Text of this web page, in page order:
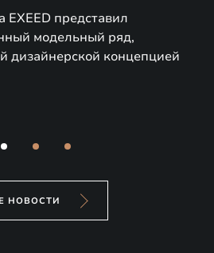
EXEED представил
модельный ряд,
дизайнерской концепцией
НОВОСТИ